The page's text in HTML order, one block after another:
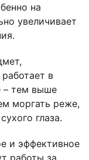
на
увеличивает
в
– тем выше
моргать реже,
глаза.
и эффективное